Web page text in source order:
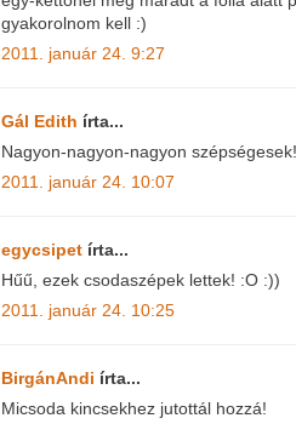
gyakorolnom kell :)
2011. január 24. 9:27
Gál Edith írta...
Nagyon-nagyon-nagyon
2011. január 24. 10:07
egycsipet írta...
Hűű, ezek csodaszépek lettek! :O :))
2011. január 24. 10:25
BirgánAndi írta...
Micsoda kincsekhez jutottál hozzá!